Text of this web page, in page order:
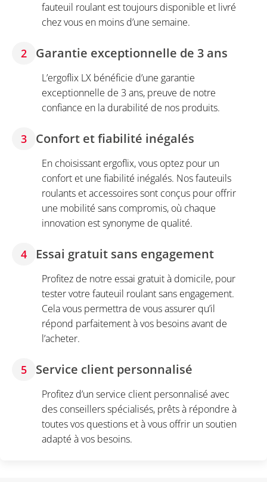
fauteuil roulant est toujours disponible et livré
chez vous en moins d’une semaine.
2 Garantie exceptionnelle de 3 ans
L’ergoflix LX bénéficie d’une garantie
exceptionnelle de 3 ans, preuve de notre
confiance en la durabilité de nos produits.
3 Confort et fiabilité inégalés
En choisissant ergoflix, vous optez pour un
confort et une fiabilité inégalés. Nos fauteuils
roulants et accessoires sont conçus pour offrir
une mobilité sans compromis, où chaque
innovation est synonyme de qualité.
4 Essai gratuit sans engagement
Profitez de notre essai gratuit à domicile, pour
tester votre fauteuil roulant sans engagement.
Cela vous permettra de vous assurer qu’il
répond parfaitement à vos besoins avant de
l’acheter.
5 Service client personnalisé
Profitez d’un service client personnalisé avec
des conseillers spécialisés, prêts à répondre à
toutes vos questions et à vous offrir un soutien
adapté à vos besoins.